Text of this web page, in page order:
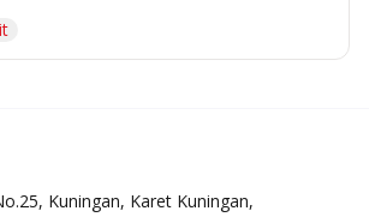
Kuningan, Karet Kuningan,